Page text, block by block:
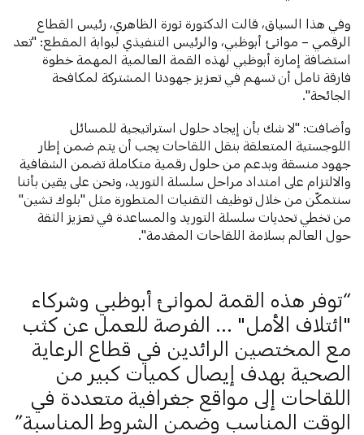
وفي هذا السياق، قالت الدكتورة نورة الظاهري، رئيس القطاع
الرقمي – موانئ أبوظبي، والرئيس التنفيذي لبوابة المقطع: "تعد
استضافة إمارة أبوظبي لهذه القمة العالمية المهمة خطوة
فارقة نامل أن تسهم في تعزيز جهودنا المشتركة لمكافحة
الجائحة".
وأضافت: "لا شك بأن إيجاد حلول استراتيجية للمسائل
اللوجستية المتعلقة بنقل اللقاحات يجب أن يتم ضمن إطار
جهود منسقة وبدعم من حلول رقمية متكاملة تضمن الشفافية
والالتزام على امتداد مراحل سلسلة التوريد، ونحن على يقين بأننا
سنتمكّن من خلال توظيف التقنيات المتطورة مثل "بلوك تشين"
من تخطي تحديات سلسلة التوريد والمساعدة في تعزيز الثقة
حول العالم بسلامة اللقاحات المقدمة".
توفر هذه القمة لموانئ أبوظبي وشركاء
"ائتلاف الأمل" ... الفرصة للعمل عن كثب
مع المختصين الرائدين في قطاع الرعاية
الصحية بهدف إيصال كميات كبير من
اللقاحات إلى مواقع جغرافية متعددة في
الوقت المناسب وضمن الشروط المناسبة